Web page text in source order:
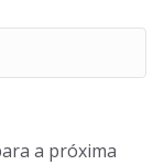
a próxima